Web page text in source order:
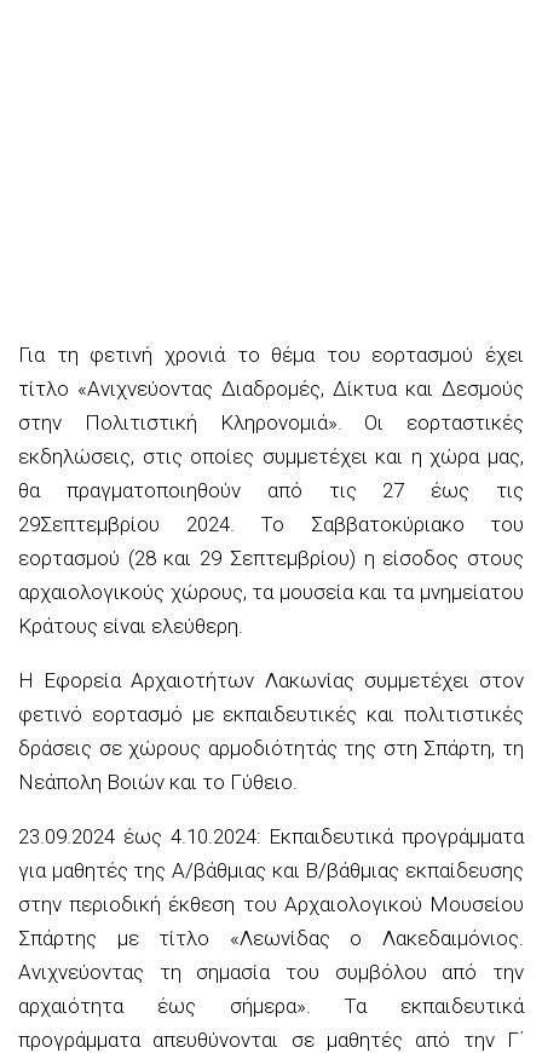
Για τη φετινή χρονιά το θέμα του εορτασμού έχει
τίτλο «Ανιχνεύοντας Διαδρομές, Δίκτυα και Δεσμούς
στην Πολιτιστική Κληρονομιά» Οι εορταστικές
εκδηλώσεις, στις οποίες συμμετέχει και η χώρα μας,
θα πραγματοποιηθούν από τις 27 έως τις
29Σεπτεμβρίου 2024. Το Σαββατοκύριακο του
εορτασμού (28 και 29 Σεπτεμβρίου) η είσοδος στους
αρχαιολογικούς χώρους, τα μουσεία και τα μνημείατου
Κράτους είναι ελεύθερη.
Η Εφορεία Αρχαιοτήτων Λακωνίας συμμετέχει στον
φετινό εορτασμό με εκπαιδευτικές και πολιτιστικές
δράσεις σε χώρους αρμοδιότητάς της στη Σπάρτη, τη
Νεάπολη Βοιών και το Γύθειο
23.09.2024 έως 4.10.2024: Εκπαιδευτικά προγράμματα
για μαθητές της Α/βάθμιας και Β/βάθμιας εκπαίδευσης
στην περιοδική έκθεση του Αρχαιολογικού Μουσείου
Σπάρτης με τίτλο «Λεωνίδας ο Λακεδαιμόνιος.
Ανιχνεύοντας τη σημασία του συμβόλου από την
αρχαιότητα έως σήμερα».
Τα εκπαιδευτικά
προγράμματα απευθύνονται σε μαθητές από την Γ΄